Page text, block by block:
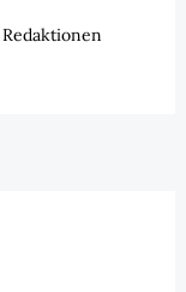
Redaktionen